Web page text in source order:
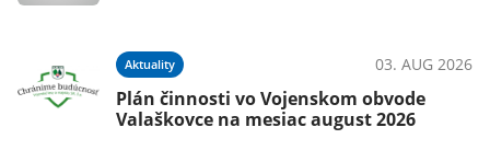
Aktuality 03. AUG 2026
Plán činnosti vo Vojenskom obvode
Valaškovce na mesiac august 2026